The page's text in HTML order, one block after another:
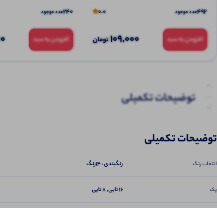
492عدد موجود 0.0
افزودن به سبد 109,000تومان
240عدد موجود
افزودن به سبد
توضیحات تکمیلی
توضیحات تکمیلی
انتخاب رنگ رنگبندی ، 14رنگ
پک 16 تایی, 8 تایی